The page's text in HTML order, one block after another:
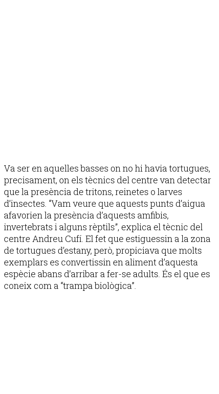
Va ser en aquelles basses on no hi havia tortugues,
precisament, on els tècnics del centre van detectar
que la presència de tritons, reinetes o larves
d’insectes. “Vam veure que aquests punts d’aigua
afavorien la presència d’aquests amfibis,
invertebrats i alguns rèptils”, explica el tècnic del
centre Andreu Cufí. El fet que estiguessin a la zona
de tortugues d’estany, però, propiciava que molts
exemplars es convertissin en aliment d’aquesta
espècie abans d’arribar a fer-se adults. És el que es
coneix com a “trampa biològica”.